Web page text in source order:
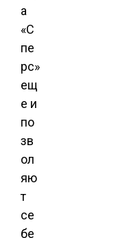
а
«С
пе
рс»
ещ
е и
по
зв
ол
яю
т
се
бе